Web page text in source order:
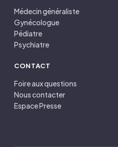
Médecin généraliste
Gynécologue
Pédiatre
Psychiatre
CONTACT
Foire aux questions
Nous contacter
Espace Presse